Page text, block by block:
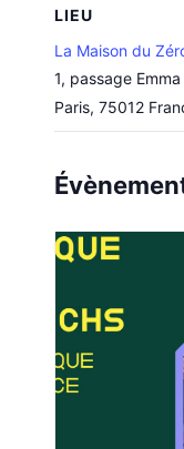
LIEU
La Maison du
1, passage
Paris, 75012